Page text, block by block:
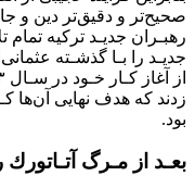
ﺻﺤﻴﺢﺗﺮ و دﻗﻴﻖﺗﺮ دﻳﻦ و
رﻫﺒـﺮان ﺟﺪﻳـﺪ ﺗﺮﻛﻴﻪ ﺗﻤﺎم
ﺟﺪﻳـﺪ را ﺑـﺎ ﮔﺬﺷـﺘﻪ
زدﻧﺪ ﻛﻪ ﻫﺪف ﻧﻬﺎﻳﻰ آنﻫﺎ
ﺑﻮد.
ﺑﻌـﺪ از ﻣـﺮگ